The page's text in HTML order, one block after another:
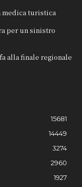
medica turistica
per un sinistro
alla finale regionale
15681
14449
3274
2960
1927